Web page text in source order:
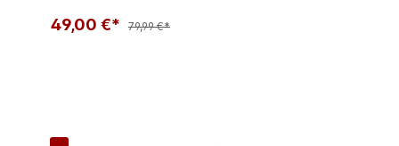
49,00 €* 79,99 €*